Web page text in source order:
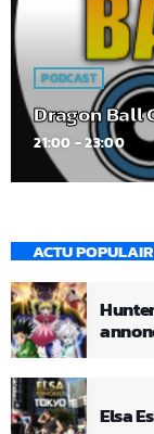
PODCAST
Dragon Ball
21:00 - 23:00
ACTU
Elsa